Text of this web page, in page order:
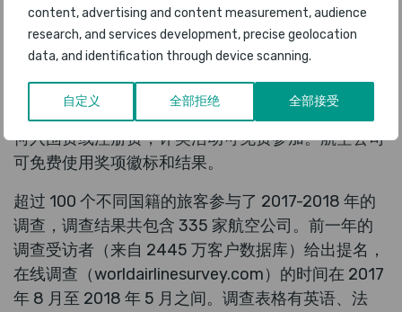
content, advertising and content measurement, audience
research, and services development, precise geolocation
data, and identification through device scanning.
自定义 全部拒绝 全部接受
已成立 18 周年的全球航空公司奖，评奖流程独立、
公正。始于 1999 年的评奖活动旨在推出一个真正全
球化的客户满意度调查研究，由全球旅客在最大的航
空公司乘客满意度调查中投票决定获奖者。Skytrax
何入围费或注册费，评奖活动可免费参加。航空公司
可免费使用奖项徽标和结果。
超过 100 个不同国籍的旅客参与了 2017-2018 年的
调查，调查结果共包含 335 家航空公司。前一年的
调查受访者（来自 2445 万客户数据库）给出提名，
在线调查（worldairlinesurvey.com）的时间在 2017
年 8 月至 2018 年 5 月之间。调查表格有英语、法